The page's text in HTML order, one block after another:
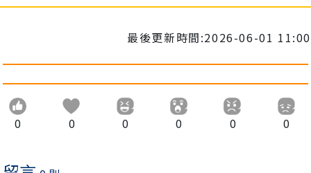
最後更新時間:2026-06-01 11:00
0 0 0 0 0 0